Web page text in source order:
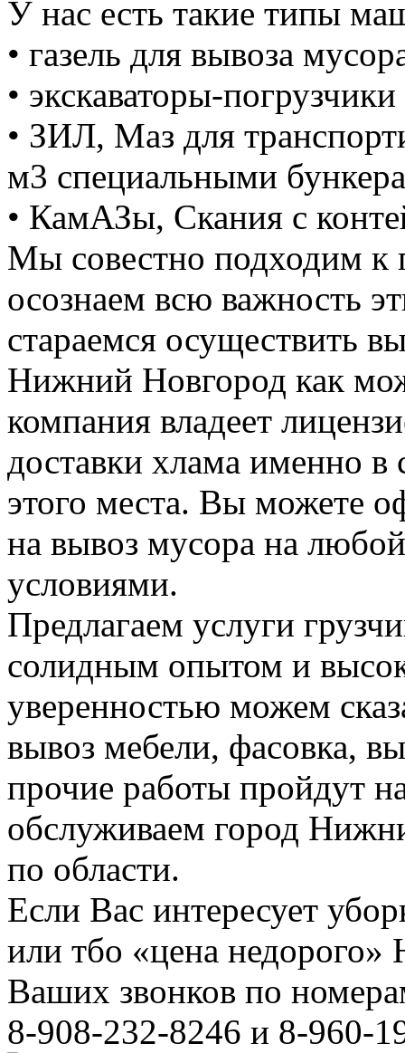
У нас есть такие типы
• газель для вывоза
• экскаваторы-
• ЗИЛ, Маз для
м3 специальными
• КамАЗы, Скания с
Мы совестно подходим к
осознаем всю важность
стараемся осуществить
Нижний Новгород как
компания владеет
доставки хлама именно в
этого места. Вы можете
на вывоз мусора на
условиями.
Предлагаем услуги
солидным опытом и
уверенностью можем
вывоз мебели, фасовка,
прочие работы пройдут
обслуживаем город
по области.
Если Вас интересует
или тбо «цена
Ваших звонков по
8-908-232-8246 и 8-960-